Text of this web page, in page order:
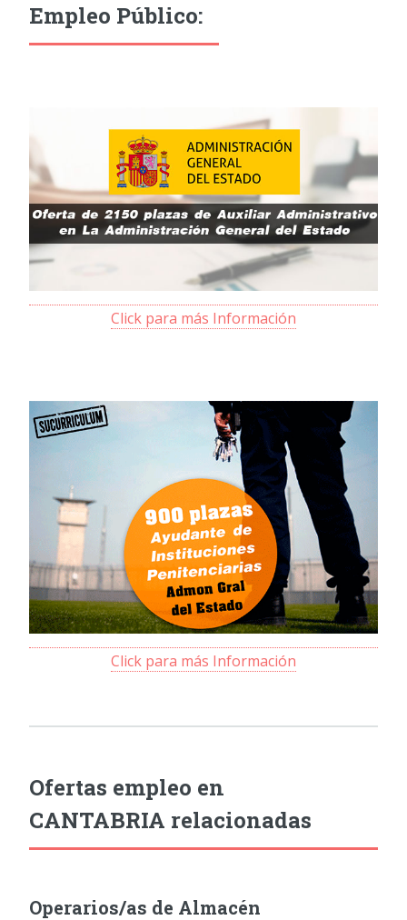
Empleo Público:
Click para más Información
Click para más Información
Ofertas empleo en
CANTABRIA relacionadas
Operarios/as de Almacén